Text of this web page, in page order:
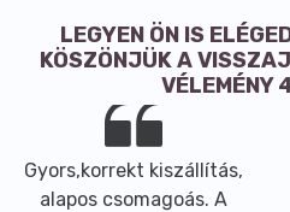
LEGYEN ÖN IS
KÖSZÖNJÜK A
VÉLEMÉNY
Gyors,korrekt kiszállítás,
alapos csomagoás. A